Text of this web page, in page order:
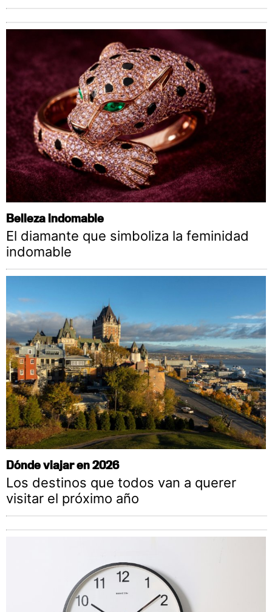
Belleza indomable
El diamante que simboliza la feminidad
indomable
Dónde viajar en 2026
Los destinos que todos van a querer
visitar el próximo año